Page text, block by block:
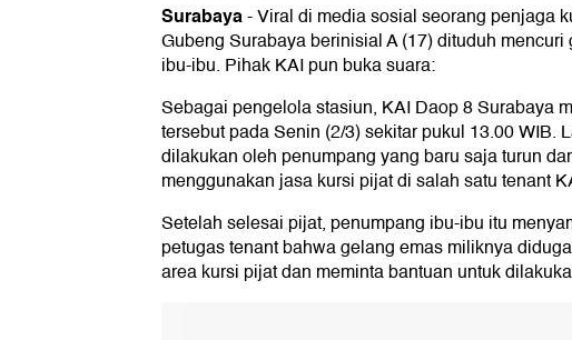
Surabaya-Viral di media sosial seorang penjaga
Gubeng Surabaya berinisial A (17) dituduh
ibu-ibu. Pihak KAI pun buka suara:
Sebagai pengelola stasiun, KAI Daop 8 Surabaya
tersebut pada Senin (2/3) sekitar pukul 13.00 WIB.
dilakukan oleh penumpang yang baru saja turun
menggunakan jasa kursi pijat di salah satu tenant
Setelah selesai pijat, penumpang ibu-ibu itu
petugas tenant bahwa gelang emas miliknya
area kursi pijat dan meminta bantuan untuk